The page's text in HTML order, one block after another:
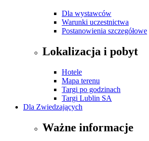
Dla wystawców
Warunki uczestnictwa
Postanowienia szczegółowe
Lokalizacja i pobyt
Hotele
Mapa terenu
Targi po godzinach
Targi Lublin SA
Dla Zwiedzających
Ważne informacje